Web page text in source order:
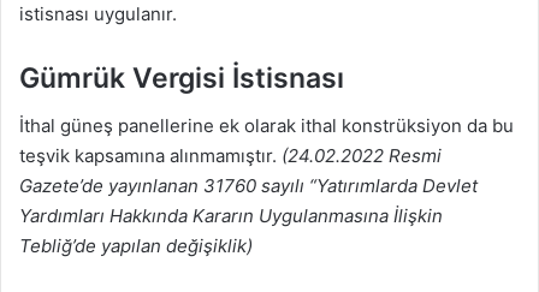
istisnası uygulanır.
Gümrük Vergisi İstisnası
İthal güneş panellerine ek olarak ithal konstrüksiyon da bu
teşvik kapsamına alınmamıştır. (24.02.2022 Resmi
Gazete’de yayınlanan 31760 sayılı “Yatırımlarda Devlet
Yardımları Hakkında Kararın Uygulanmasına İlişkin
Tebliğ’de yapılan değişiklik)